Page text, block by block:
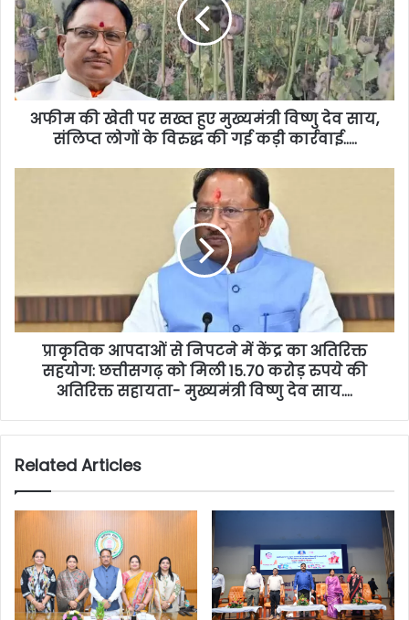
अफीम की खेती पर सख्त हुए मुख्यमंत्री विष्णु देव साय,
संलिप्त लोगों के विरुद्ध की गई कड़ी कार्रवाई…..
प्राकृतिक आपदाओं से निपटने में केंद्र का अतिरिक्त
सहयोग: छत्तीसगढ़ को मिली 15.70 करोड़ रुपये की
अतिरिक्त सहायता- मुख्यमंत्री विष्णु देव साय….
Related Articles